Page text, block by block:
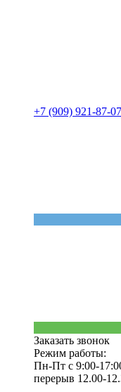
+7 (909) 921-87-07
Заказать звонок
Режим работы:
Пн-Пт с 9:00-
перерыв 12.00-